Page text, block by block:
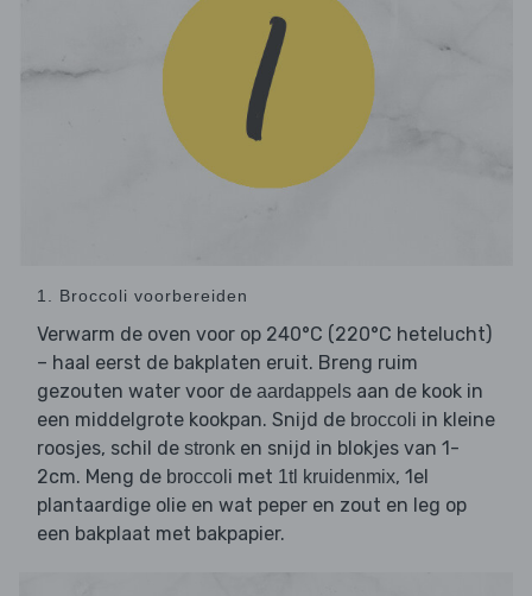
1. Broccoli voorbereiden
Verwarm de oven voor op 240°C (220°C hetelucht)
– haal eerst de bakplaten eruit. Breng ruim
gezouten water voor de aardappels aan de kook in
een middelgrote kookpan. Snijd de broccoli in kleine
roosjes, schil de stronk en snijd in blokjes van 1-
2cm. Meng de broccoli met 1tl kruidenmix, 1el
plantaardige olie en wat peper en zout en leg op
een bakplaat met bakpapier.